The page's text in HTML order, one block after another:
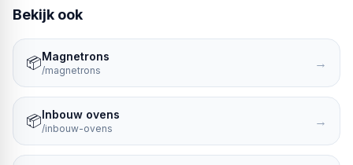
Bekijk ook
📦Magnetrons
/magnetrons →
📦Inbouw ovens
/inbouw-ovens →